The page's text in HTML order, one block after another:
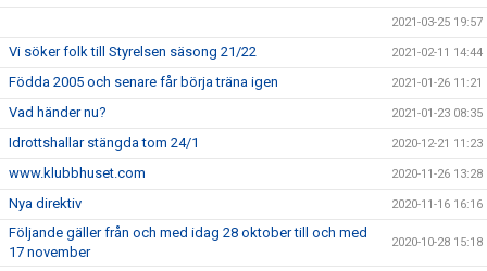
2021-03-25 19:57
Vi söker folk till Styrelsen säsong 21/22 2021-02-11 14:44
Födda 2005 och senare får börja träna igen 2021-01-26 11:21
Vad händer nu? 2021-01-23 08:35
Idrottshallar stängda tom 24/1 2020-12-21 11:23
www.klubbhuset.com 2020-11-26 13:28
Nya direktiv 2020-11-16 16:16
Följande gäller från och med idag 28 oktober till och med
17 november
2020-10-28 15:18